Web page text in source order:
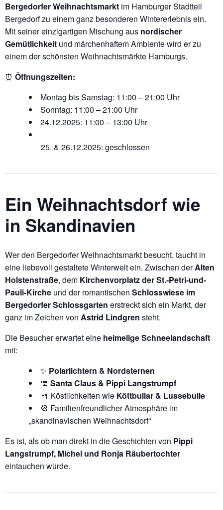
Bergedorfer Weihnachtsmarkt im Hamburger Stadtteil
Bergedorf zu einem ganz besonderen Wintererlebnis ein.
Mit seiner einzigartigen Mischung aus nordischer
Gemütlichkeit und märchenhaftem Ambiente wird er zu
einem der schönsten Weihnachtsmärkte Hamburgs.
⏰ Öffnungszeiten:
Montag bis Samstag: 11:00 – 21:00 Uhr
Sonntag: 11:00 – 21:00 Uhr
24.12.2025: 11:00 – 13:00 Uhr
& 26.12.2025: geschlossen
Ein Weihnachtsdorf wie
in Skandinavien
Wer den Bergedorfer Weihnachtsmarkt besucht, taucht in
eine liebevoll gestaltete Winterwelt ein. Zwischen derAlten
Holstenstraße, dem Kirchenvorplatz der St.-Petri-und-
Pauli-Kirche und der romantischen Schlosswiese im
Bergedorfer Schlossgarten erstreckt sich ein Markt, der
ganz im Zeichen von Astrid Lindgren steht.
Die Besucher erwartet eine heimelige Schneelandschaft
mit:
✨ Polarlichtern & Nordsternen
🎅 Santa Claus & Pippi Langstrumpf
🍴 Köstlichkeiten wie Köttbullar & Lussebulle
🎡 Familienfreundlicher Atmosphäre im
„skandinavischen Weihnachtsdorf“
Es ist, als ob man direkt in die Geschichten von Pippi
Langstrumpf, Michel und Ronja Räubertochter
eintauchen würde.